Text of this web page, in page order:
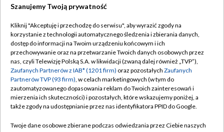
TVP
Abonament TVP
Emisja w TVP
Centrum informacji TVP
Naziemna Telewizja Cyfrowa
Regulamin TVP
Polityka prywatności
Moje zgody
Pomoc
Szanujemy Twoją prywatność
Kliknij "Akceptuję i przechodzę do serwisu", aby wyrazić zgody na
korzystanie z technologii automatycznego śledzenia i zbierania danych,
dostęp do informacji na Twoim urządzeniu końcowym i ich
przechowywanie oraz na przetwarzanie Twoich danych osobowych przez
nas, czyli Telewizję Polską S.A. w likwidacji (zwaną dalej również „TVP”),
Zaufanych Partnerów z IAB* (1201 firm) oraz pozostałych Zaufanych
Partnerów TVP (93 firm), w celach marketingowych (w tym do
zautomatyzowanego dopasowania reklam do Twoich zainteresowań i
mierzenia ich skuteczności) i pozostałych, które wskazujemy poniżej, a
także zgody na udostępnianie przez nas identyfikatora PPID do Google.
Twoje dane osobowe zbierane podczas odwiedzania przez Ciebie naszych